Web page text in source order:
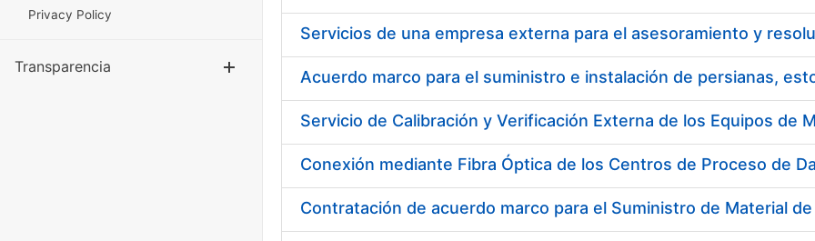
Privacy Policy
Transparencia Show/Hide
Acuerdo marco para el suministro e instalación de persianas,